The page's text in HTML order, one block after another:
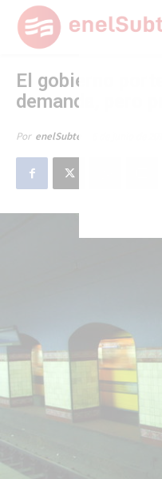
El gobierno
demanda, pero
Por enelSubte